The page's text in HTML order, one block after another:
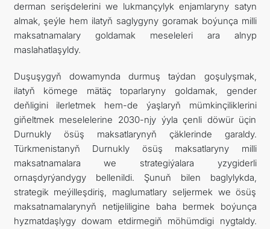
derman serişdelerini we lukmançylyk enjamlaryny satyn
almak, şeýle hem ilatyň saglygyny goramak boýunça milli
maksatnamalary goldamak meseleleri ara alnyp
maslahatlaşyldy.
Duşuşygyň dowamynda durmuş taýdan goşulyşmak,
ilatyň kömege mätäç toparlaryny goldamak, gender
deňligini ilerletmek hem-de ýaşlaryň mümkinçiliklerini
giňeltmek meselelerine 2030-njy ýyla çenli döwür üçin
Durnukly ösüş maksatlarynyň çäklerinde garaldy.
Türkmenistanyň Durnukly ösüş maksatlaryny milli
maksatnamalara we strategiýalara yzygiderli
ornaşdyrýandygy bellenildi. Şunuň bilen baglylykda,
strategik meýilleşdiriş, maglumatlary seljermek we ösüş
maksatnamalarynyň netijeliligine baha bermek boýunça
hyzmatdaşlygy dowam etdirmegiň möhümdigi nygtaldy.